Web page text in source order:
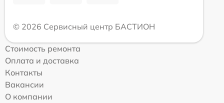
© 2026 Сервисный центр БАСТИОН
Стоимость ремонта
Оплата и доставка
Контакты
Вакансии
О компании